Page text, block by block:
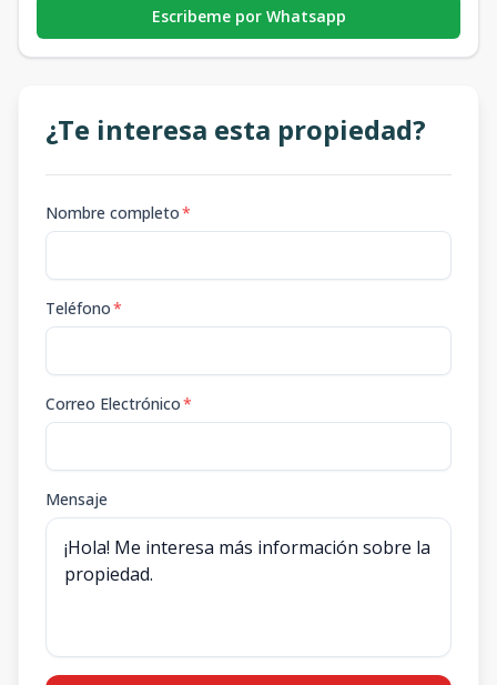
Escribeme por Whatsapp
¿Te interesa esta propiedad?
Nombre completo*
Teléfono*
Correo Electrónico*
Mensaje